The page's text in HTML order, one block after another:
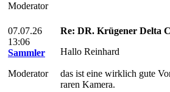
Moderator
07.07.26
13:06
Sammler
Moderator
Re: DR. Krügener Delta
Hallo Reinhard
das ist eine wirklich gute
raren Kamera.